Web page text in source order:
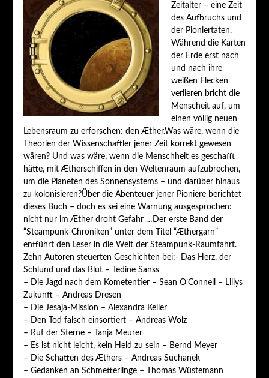
Zeitalter – eine Zeit
des Aufbruchs und
der Pioniertaten.
Während die Karten
der Erde erst nach
und nach ihre
weißen Flecken
verlieren bricht die
Menscheit auf, um
einen völlig neuen
Lebensraum zu erforschen: den Æther.Was wäre, wenn die
Theorien der Wissenschaftler jener Zeit korrekt gewesen
wären? Und was wäre, wenn die Menschheit es geschafft
hätte, mit Ætherschiffen in den Weltenraum aufzubrechen,
um die Planeten des Sonnensystems – und darüber hinaus
zu kolonisieren?Über die Abenteuer jener Pioniere berichtet
dieses Buch – doch es sei eine Warnung ausgesprochen:
nicht nur im Æther droht Gefahr …Der erste Band der
“Steampunk-Chroniken” unter dem Titel “Æthergarn”
entführt den Leser in die Welt der Steampunk-Raumfahrt.
Zehn Autoren steuerten Geschichten bei:- Das Herz, der
Schlund und das Blut – Tedine Sanss
– Die Jagd nach dem Kometentier – Sean O’Connell – Lillys
Zukunft – Andreas Dresen
– Die Jesaja-Mission – Alexandra Keller
– Den Tod falsch einsortiert – Andreas Wolz
– Ruf der Sterne – Tanja Meurer
– Es ist nicht leicht, kein Held zu sein – Bernd Meyer
– Die Schatten des Æthers – Andreas Suchanek
– Gedanken an Schmetterlinge – Thomas Wüstemann